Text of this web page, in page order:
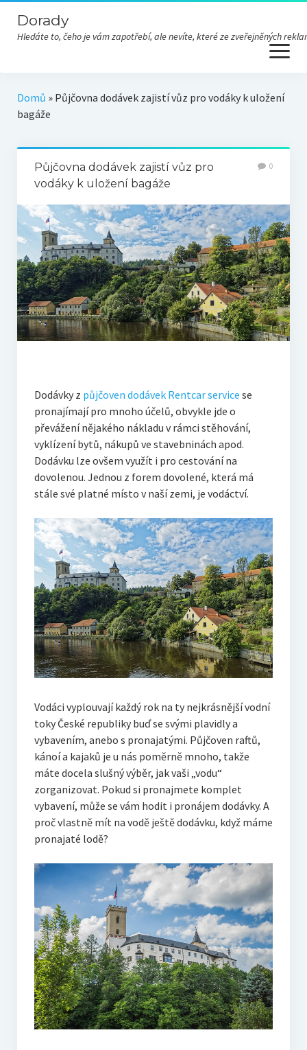
Dorady
Hledáte to, čeho je vám zapotřebí, ale nevíte, které ze zveřejněných
open
menu
Domů » Půjčovna dodávek zajistí vůz pro vodáky k uložení
bagáže
Půjčovna dodávek zajistí vůz pro
vodáky k uložení bagáže
0
Dodávky z půjčoven dodávek Rentcar service se
pronajímají pro mnoho účelů, obvykle jde o
převážení nějakého nákladu v rámci stěhování,
vyklízení bytů, nákupů ve stavebninách apod.
Dodávku lze ovšem využít i pro cestování na
dovolenou. Jednou z forem dovolené, která má
stále své platné místo v naší zemi, je vodáctví.
Vodáci vyplouvají každý rok na ty nejkrásnější vodní
toky České republiky buď se svými plavidly a
vybavením, anebo s pronajatými. Půjčoven raftů,
kánoí a kajaků je u nás poměrně mnoho, takže
máte docela slušný výběr, jak vaši „vodu“
zorganizovat. Pokud si pronajmete komplet
vybavení, může se vám hodit i pronájem dodávky. A
proč vlastně mít na vodě ještě dodávku, když máme
pronajaté lodě?